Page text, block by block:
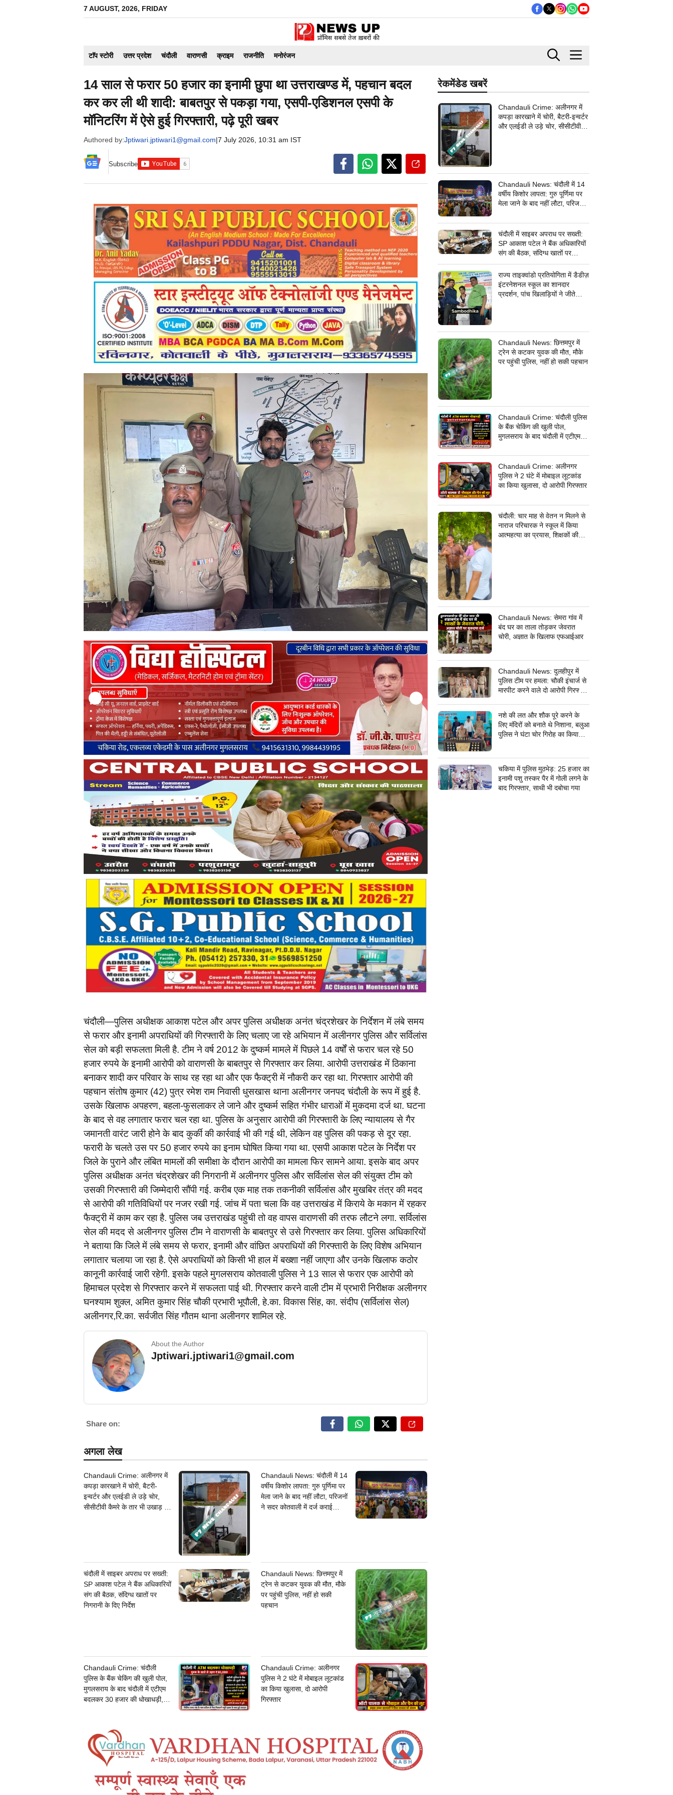
7 AUGUST, 2026, FRIDAY
टाॅप स्टोरी उत्तर प्रदेश चंदौली वाराणसी क्राइम राजनीति मनोरंजन
14 साल से फरार 50 हजार का इनामी छुपा था उत्तराखण्ड में, पहचान बदल
कर कर ली थी शादी: बाबतपुर से पकड़ा गया, एसपी-एडिशनल एसपी के
मॉनिटरिंग में ऐसे हुई गिरफ्तारी, पढ़े पूरी खबर
Authored by:Jptiwari.jptiwari1@gmail.com|7 July 2026, 10:31 am IST
Subscribe
चंदौली—पुलिस अधीक्षक आकाश पटेल और अपर पुलिस अधीक्षक अनंत चंद्रशेखर के निर्देशन में लंबे समय
से फरार और इनामी अपराधियों की गिरफ्तारी के लिए चलाए जा रहे अभियान में अलीनगर पुलिस और सर्विलांस
सेल को बड़ी सफलता मिली है. टीम ने वर्ष 2012 के दुष्कर्म मामले में पिछले 14 वर्षों से फरार चल रहे 50
हजार रुपये के इनामी आरोपी को वाराणसी के बाबतपुर से गिरफ्तार कर लिया. आरोपी उत्तराखंड में ठिकाना
बनाकर शादी कर परिवार के साथ रह रहा था और एक फैक्ट्री में नौकरी कर रहा था. गिरफ्तार आरोपी की
पहचान संतोष कुमार (42) पुत्र रमेश राम निवासी धुसखास थाना अलीनगर जनपद चंदौली के रूप में हुई है.
उसके खिलाफ अपहरण, बहला-फुसलाकर ले जाने और दुष्कर्म सहित गंभीर धाराओं में मुकदमा दर्ज था. घटना
के बाद से वह लगातार फरार चल रहा था. पुलिस के अनुसार आरोपी की गिरफ्तारी के लिए न्यायालय से गैर
जमानती वारंट जारी होने के बाद कुर्की की कार्रवाई भी की गई थी, लेकिन वह पुलिस की पकड़ से दूर रहा.
फरारी के चलते उस पर 50 हजार रुपये का इनाम घोषित किया गया था. एसपी आकाश पटेल के निर्देश पर
जिले के पुराने और लंबित मामलों की समीक्षा के दौरान आरोपी का मामला फिर सामने आया. इसके बाद अपर
पुलिस अधीक्षक अनंत चंद्रशेखर की निगरानी में अलीनगर पुलिस और सर्विलांस सेल की संयुक्त टीम को
उसकी गिरफ्तारी की जिम्मेदारी सौंपी गई. करीब एक माह तक तकनीकी सर्विलांस और मुखबिर तंत्र की मदद
से आरोपी की गतिविधियों पर नजर रखी गई. जांच में पता चला कि वह उत्तराखंड में किराये के मकान में रहकर
फैक्ट्री में काम कर रहा है. पुलिस जब उत्तराखंड पहुंची तो वह वापस वाराणसी की तरफ लौटने लगा. सर्विलांस
सेल की मदद से अलीनगर पुलिस टीम ने वाराणसी के बाबतपुर से उसे गिरफ्तार कर लिया. पुलिस अधिकारियों
ने बताया कि जिले में लंबे समय से फरार, इनामी और वांछित अपराधियों की गिरफ्तारी के लिए विशेष अभियान
लगातार चलाया जा रहा है. ऐसे अपराधियों को किसी भी हाल में बख्शा नहीं जाएगा और उनके खिलाफ कठोर
कानूनी कार्रवाई जारी रहेगी. इसके पहले मुगलसराय कोतवाली पुलिस ने 13 साल से फरार एक आरोपी को
हिमाचल प्रदेश से गिरफ्तार करने में सफलता पाई थी. गिरफ्तार करने वाली टीम में प्रभारी निरीक्षक अलीनगर
घनश्याम शुक्ल, अमित कुमार सिंह चौकी प्रभारी भूपौली, हे.का. विकास सिंह, का. संदीप (सर्विलांस सेल)
अलीनगर,रि.का. सर्वजीत सिंह गौतम थाना अलीनगर शामिल रहे.
About the Author
Jptiwari.jptiwari1@gmail.com
Share on:
अगला लेख
Chandauli Crime: अलीनगर में
कपड़ा कारखाने में चोरी, बैटरी-
इन्वर्टर और एलईडी ले उड़े चोर,
सीसीटीवी कैमरे के तार भी उखाड़ ले
Chandauli News: चंदौली में 14
वर्षीय किशोर लापता: गुरु पूर्णिमा पर
मेला जाने के बाद नहीं लौटा, परिजनों
ने सदर कोतवाली में दर्ज कराई
चंदौली में साइबर अपराध पर सख्ती:
SP आकाश पटेल ने बैंक अधिकारियों
संग की बैठक, संदिग्ध खातों पर
निगरानी के दिए निर्देश
Chandauli News: छित्तमपुर में
ट्रेन से कटकर युवक की मौत, मौके
पर पहुंची पुलिस, नहीं हो सकी
पहचान
Chandauli Crime: चंदौली
पुलिस के बैंक चेकिंग की खुली पोल,
मुगलसराय के बाद चंदौली में एटीएम
बदलकर 30 हजार की धोखाधड़ी,
Chandauli Crime: अलीनगर
पुलिस ने 2 घंटे में मोबाइल लूटकांड
का किया खुलासा, दो आरोपी
गिरफ्तार
रेकमेंडेड खबरें
Chandauli Crime: अलीनगर में
कपड़ा कारखाने में चोरी, बैटरी-इन्वर्टर
और एलईडी ले उड़े चोर, सीसीटीवी
Chandauli News: चंदौली में 14
वर्षीय किशोर लापता: गुरु पूर्णिमा पर
मेला जाने के बाद नहीं लौटा, परिजनों
गुमशुदगी
चंदौली में साइबर अपराध पर सख्ती:
SP आकाश पटेल ने बैंक अधिकारियों
संग की बैठक, संदिग्ध खातों पर
निगरानी के दिए निर्देश
राज्य ताइक्वांडो प्रतियोगिता में डैडीज़
इंटरनेशनल स्कूल का शानदार
प्रदर्शन, पांच खिलाड़ियों ने जीते
Chandauli News: छित्तमपुर में
ट्रेन से कटकर युवक की मौत, मौके
पर पहुंची पुलिस, नहीं हो सकी पहचान
Chandauli Crime: चंदौली पुलिस
के बैंक चेकिंग की खुली पोल,
मुगलसराय के बाद चंदौली में एटीएम
जांच में जुटी पुलिस
Chandauli Crime: अलीनगर
पुलिस ने 2 घंटे में मोबाइल लूटकांड
का किया खुलासा, दो आरोपी गिरफ्तार
चंदौली: चार माह से वेतन न मिलने से
नाराज परिचारक ने स्कूल में किया
आत्महत्या का प्रयास, शिक्षकों की
Chandauli News: सेमरा गांव में
बंद घर का ताला तोड़कर जेवरात
चोरी, अज्ञात के खिलाफ एफआईआर
Chandauli News: दुलहीपुर में
पुलिस टीम पर हमला: चौकी इंचार्ज से
मारपीट करने वाले दो आरोपी गिरफ्तार,
नशे की लत और शौक पूरे करने के
लिए मंदिरों को बनाते थे निशाना, बलुआ
पुलिस ने घंटा चोर गिरोह का किया
चकिया में पुलिस मुठभेड़: 25 हजार का
इनामी पशु तस्कर पैर में गोली लगने के
बाद गिरफ्तार, साथी भी दबोचा गया